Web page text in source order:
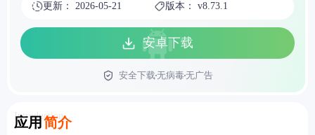
更新： 2026-05-21 版本： v8.73.1
安卓下载
安全下载无病毒无广告
应用 简介
Introduction